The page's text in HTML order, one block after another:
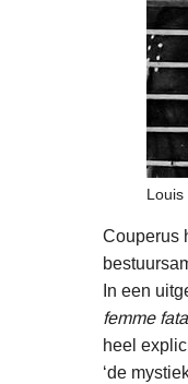
Couperus
In een
femme
heel
‘de